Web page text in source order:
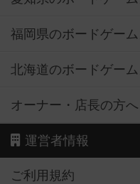
福岡県のボードゲー
北海道のボードゲー
オーナー・店長の方へ
運営者情報
ご利用規約